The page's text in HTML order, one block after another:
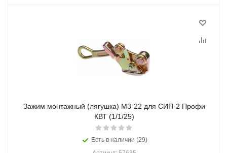
Зажим монтажный (лягушка) М3-22 для СИП-2 Профи
КВТ (1/1/25)
Есть в наличии (29)